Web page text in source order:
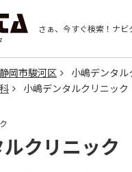
さぁ、今すぐ検索！ ナビ
静岡市駿河区
小嶋デンタ
小嶋デンタルクリニック
クリニック